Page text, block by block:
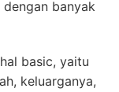
banyak
basic, yaitu
keluarganya,